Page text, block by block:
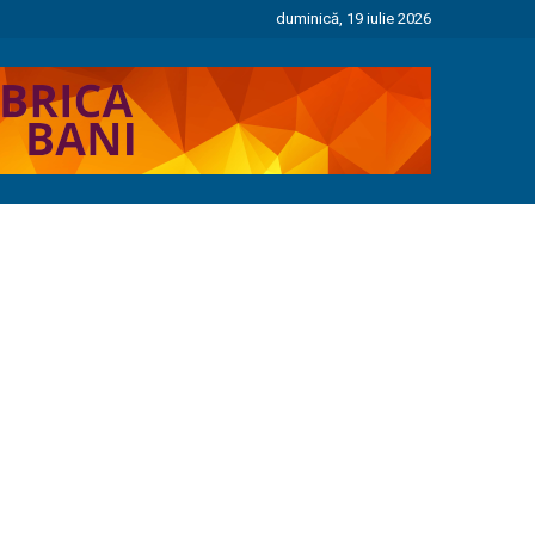
duminică, 19 iulie 2026